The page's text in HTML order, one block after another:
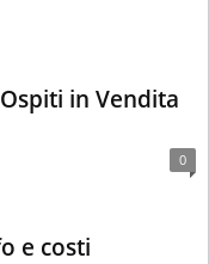
in Vendita
0
e costi